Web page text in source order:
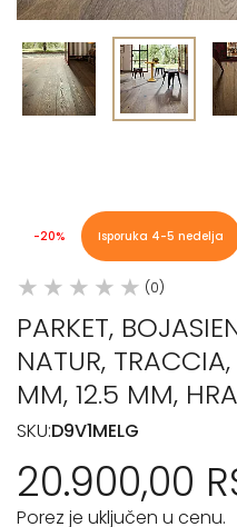
-20% Isporuka 4-5 nedelja
(0)
PARKET,
NATUR,
MM, 12.5 MM,
SKU:D9V1MELG
20.900,00
Porez je uključen u cenu.